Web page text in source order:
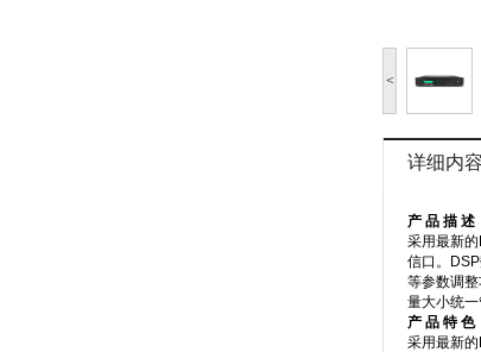
<
详细内容
产 品 描 述
采用最新
信口。
等参数调
量大小统一
产 品 特 色
采用最新